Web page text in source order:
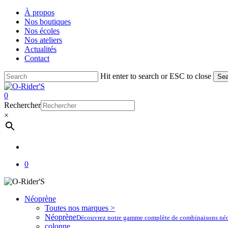
Skip
main
content
À propos
Nos boutiques
Nos écoles
Nos ateliers
Actualités
Contact
Hit enter to search or ESC to close
Close
Search
account
0
Menu
Rechercher
×
0
Néoprène
Toutes nos marques >
NéoprèneDécouvrez notre gamme complète de combinaisons
colonne